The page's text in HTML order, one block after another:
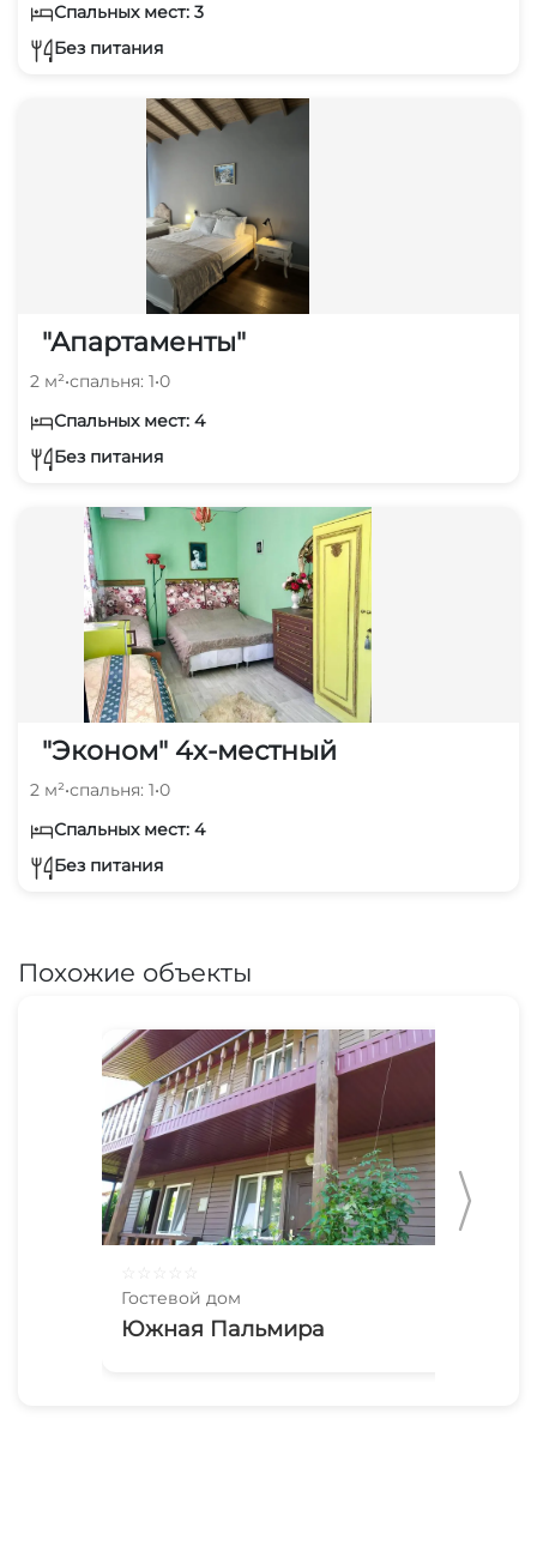
Спальных мест: 3
Без питания
"Апартаменты"
2 м²•спальня: 1•0
Спальных мест: 4
Без питания
"Эконом" 4х-местный
2 м²•спальня: 1•0
Спальных мест: 4
Без питания
Похожие объекты
Гостевой дом
Южная Пальмира